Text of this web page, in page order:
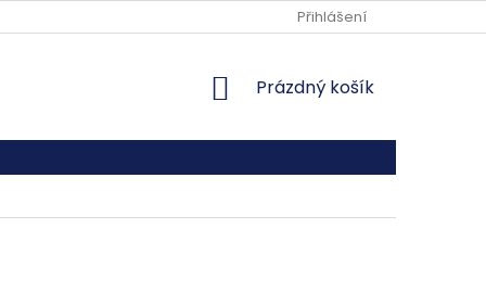
Přihlášení
NÁKUPNÍ
Prázdný košík